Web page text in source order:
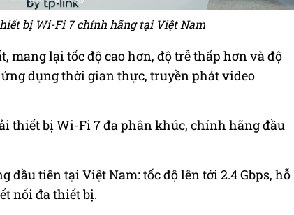
bị Wi-Fi 7 chính hãng tại Việt Nam
mang lại tốc độ cao hơn, độ trễ thấp hơn và độ
dụng thời gian thực, truyền phát video
thiết bị Wi-Fi 7 đa phân khúc, chính hãng đầu
tiên tại Việt Nam: tốc độ lên tới 2.4 Gbps, hỗ
nối đa thiết bị.